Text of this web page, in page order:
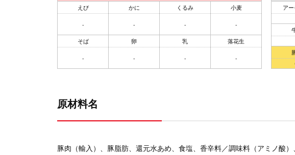
えび かに くるみ 小麦
- - - -
そば 卵 乳 落花生
- - - -
ア
原材料名
豚肉（輸入）、豚脂肪、還元水あめ、食塩、香辛料／調味料（アミノ酸